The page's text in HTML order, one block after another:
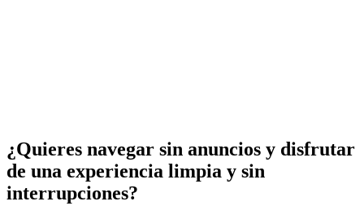
¿Quieres navegar sin anuncios y disfrutar
de una experiencia limpia y sin
interrupciones?